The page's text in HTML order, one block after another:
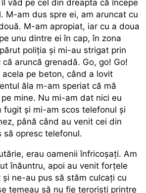
văd pe cel din dreapta că începe
M-am dus spre ei, am aruncat cu
M-am apropiat, iar cu a doua
unu dintre ei în cap, în zona
poliția și mi-au strigat prin
aruncă grenadă. Go, go! Go!
pe beton, când a lovit
ăla m-am speriat că mă
mine. Nu mi-am dat nici eu
fugit și mi-am scos telefonul și
până când au venit cei din
să opresc telefonul.
erau oamenii înfricoșați. Am
înăuntru, apoi au venit forțele
ne-au pus să stăm culcați cu
temeau să nu fie teroriști printre